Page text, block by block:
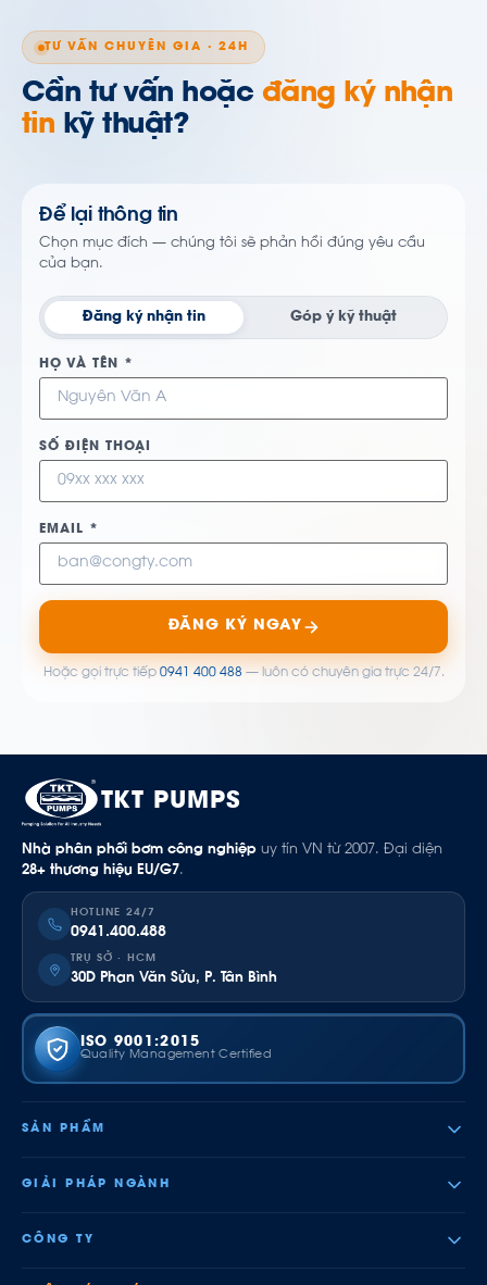
TƯ VẤN CHUYÊN GIA · 24H
Cần tư vấn hoặc đăng ký nhận
tin kỹ thuật?
Để lại thông tin
Chọn mục đích — chúng tôi sẽ phản hồi đúng yêu cầu
của bạn.
Đăng ký nhận tin Góp ý kỹ thuật
HỌ VÀ TÊN *
SỐ ĐIỆN THOẠI
EMAIL *
ĐĂNG KÝ NGAY
Hoặc gọi trực tiếp 0941 400 488— luôn có chuyên gia trực 24/7.
TKT PUMPS
Nhà phân phối bơm công nghiệp uy tín VN từ 2007. Đại diện
28+ thương hiệu EU/G7.
HOTLINE 24/7
0941.400.488
TRỤ SỞ · HCM
30D Phan Văn Sửu, P. Tân Bình
ISO 9001:2015
Quality Management Certified
SẢN PHẨM
GIẢI PHÁP NGÀNH
CÔNG TY